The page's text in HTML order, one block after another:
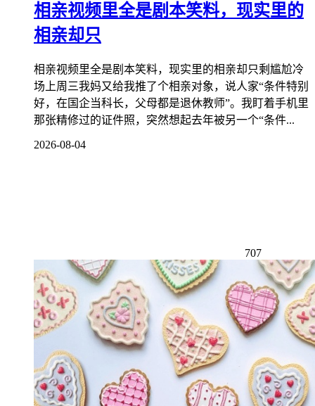
相亲视频里全是剧本笑料，现实里的
相亲却只
相亲视频里全是剧本笑料，现实里的相亲却只剩尴尬冷
场上周三我妈又给我推了个相亲对象，说人家“条件特别
好，在国企当科长，父母都是退休教师”。我盯着手机里
那张精修过的证件照，突然想起去年被另一个“条件...
2026-08-04
707